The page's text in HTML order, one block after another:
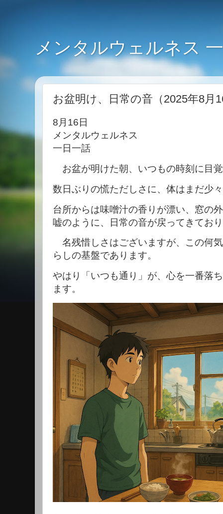
メンタルウェルネス
お盆明け、日常の音（2025年8月
8月16日
メンタルウェルネス
一日一話
お盆が明けた朝、いつもの時刻に目
数日ぶりの慌ただしさに、体はまだ少
台所からは味噌汁の香りが漂い、窓の
嘘のように、日常の音が戻ってきてお
名残惜しさはございますが、この何
らしの基盤であります。
やはり「いつも通り」が、心を一番落
ます。